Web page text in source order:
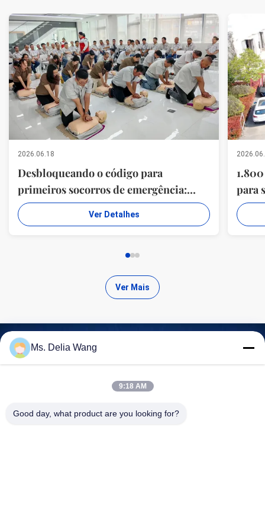
2026.06.18
Desbloqueando o código para
primeiros socorros de emergência:
fortalecendo a segurança no local de
trabalho (Jiangsu Milky Way Steel
Ver Detalhes
para
Ver Mais
Encontre Produtos de Alta
Qualidade
Ms. Delia Wang
9:18 AM
Good day, what product are you looking for?